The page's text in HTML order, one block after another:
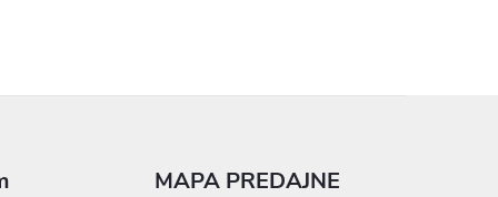
MAPA PREDAJNE